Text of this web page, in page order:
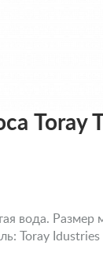
Toray
вода.
Toray